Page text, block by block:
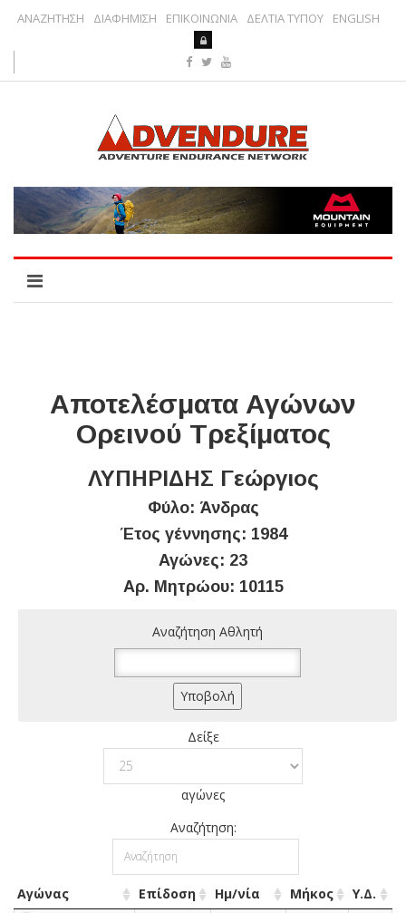
ΑΝΑΖΗΤΗΣΗ ΔΙΑΦΗΜΙΣΗ ΕΠΙΚΟΙΝΩΝΙΑ ΔΕΛΤΙΑ ΤΥΠΟΥ ENGLISH
Αποτελέσματα Αγώνων
Ορεινού Τρεξίματος
ΛΥΠΗΡΙΔΗΣ Γεώργιος
Φύλο: Άνδρας
Έτος γέννησης: 1984
Αγώνες: 23
Αρ. Μητρώου: 10115
Αναζήτηση Αθλητή
Δείξε
αγώνες
Αναζήτηση:
Αγώνας Επίδοση Ημ/νία Μήκος
Υ.Δ.